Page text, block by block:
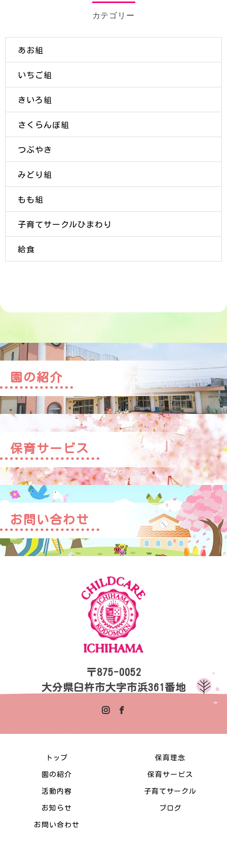
カテゴリー
あお組
いちご組
きいろ組
さくらんぼ組
つぶやき
みどり組
もも組
子育てサークルひまわり
給食
園の紹介
保育サービス
お問い合わせ
〒875-0052
大分県臼杵市大字市浜361番地
トップ 保育理念
園の紹介 保育サービス
活動内容 子育てサークル
お知らせ ブログ
お問い合わせ